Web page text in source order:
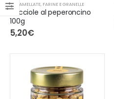
CARAMELLATE, FARINE E GRANELLE
Nocciole al peperoncino
100g
5,20€